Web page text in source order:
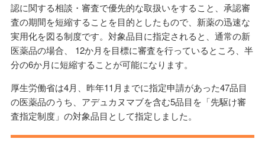
認に関する相談・審査で優先的な取扱いをすること、承認審
査の期間を短縮することを目的としたもので、新薬の迅速な
実用化を図る制度です。対象品目に指定されると、通常の新
医薬品の場合、 12か月を目標に審査を行っているところ、半
分の6か月に短縮することが可能になります。
厚生労働省は4月、昨年11月までに指定申請があった47品目
の医薬品のうち、アデュカヌマブを含む5品目を「先駆け審
査指定制度」の対象品目として指定しました。